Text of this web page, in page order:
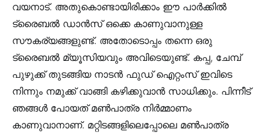
വയനാട്. അതുകൊണ്ടായിരിക്കാം ഈ പാർക്കിൽ
ട്രൈബൽ ഡാൻസ് ഒക്കെ കാണുവാനുള്ള
സൗകര്യങ്ങളുണ്ട്. അതോടൊപ്പം തന്നെ ഒരു
ട്രൈബൽ മ്യൂസിയവും അവിടെയുണ്ട്. കപ്പ, ചേമ്പ്
പുഴുക്ക് തുടങ്ങിയ നാടൻ ഫുഡ് ഐറ്റംസ് ഇവിടെ
നിന്നും നമുക്ക് വാങ്ങി കഴിക്കുവാൻ സാധിക്കും. പിന്നീട്
ഞങ്ങൾ പോയത് മൺപാത്ര നിർമ്മാണം
കാണുവാനാണ്. മറ്റിടങ്ങളിലെപ്പോലെ മൺപാത്ര